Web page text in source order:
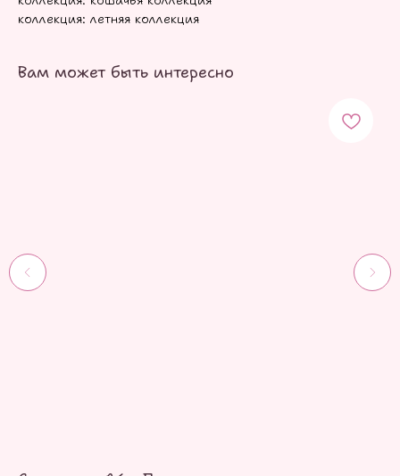
коллекция: летняя коллекция
Вам может быть интересно